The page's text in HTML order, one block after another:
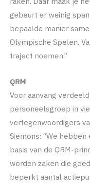
gebeurt er weinig
bepaalde manier
Olympische Spelen.
traject noemen.”
QRM
Voor aanvang
personeelsgroep in
vertegenwoordigers
Siemons: “We
basis van de QRM-
worden zaken die
beperkt aantal